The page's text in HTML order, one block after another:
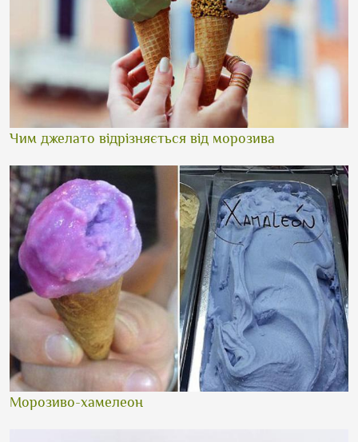
Чим джелато відрізняється від морозива
Морозиво-хамелеон